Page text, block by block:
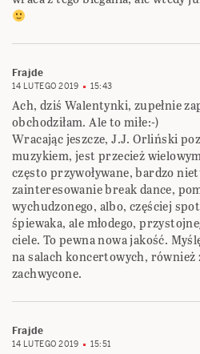
Frajde
14 LUTEGO 2019 15:43
Ach, dziś Walentynki, zupełnie
obchodziłam. Ale to miłe:-)
Wracając jeszcze, J.J. Orliński
muzykiem, jest przecież
często przywoływane, bardzo
zainteresowanie break dance,
wychudzonego, albo, częściej
śpiewaka, ale młodego,
ciele. To pewna nowa jakość.
na salach koncertowych, również
zachwycone.
Frajde
14 LUTEGO 2019 15:51